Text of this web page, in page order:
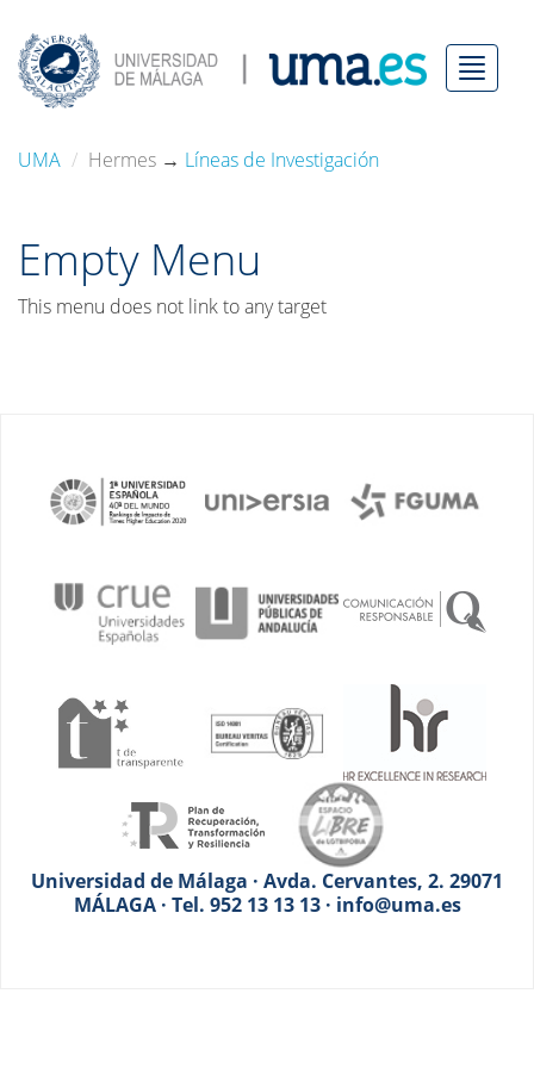
Menú
UMA Hermes → Líneas de Investigación
Empty Menu
This menu does not link to any target
Universidad de Málaga · Avda. Cervantes, 2. 29071
MÁLAGA · Tel. 952 13 13 13 · info@uma.es